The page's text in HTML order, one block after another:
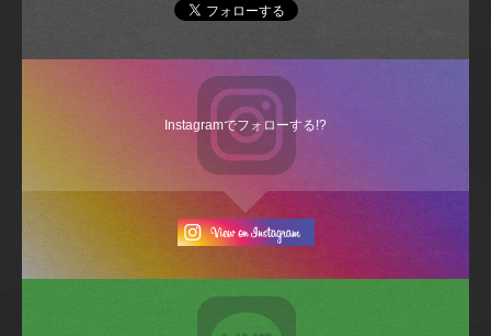
Instagramでフォローする!?